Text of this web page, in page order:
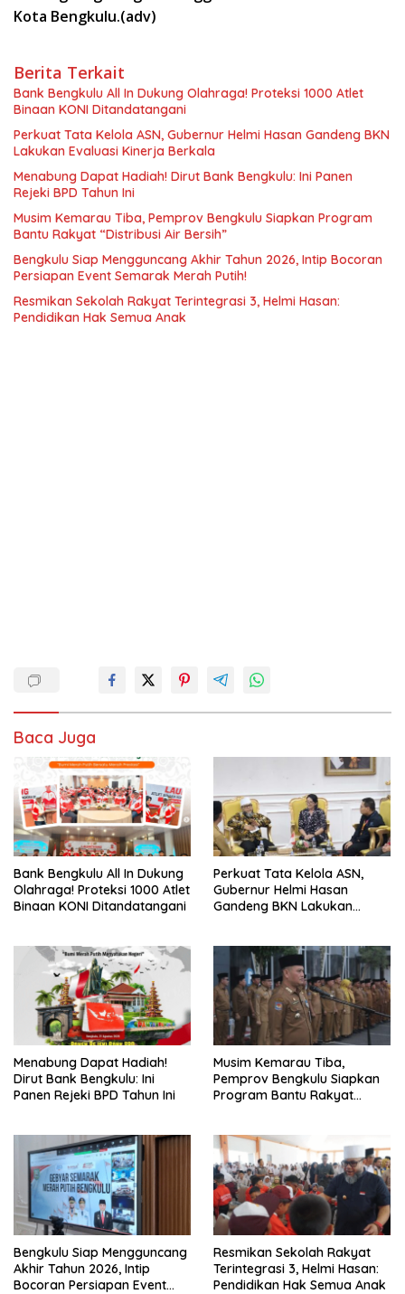
Kota Bengkulu.(adv)
Berita Terkait
Bank Bengkulu All In Dukung Olahraga! Proteksi 1000 Atlet
Binaan KONI Ditandatangani
Perkuat Tata Kelola ASN, Gubernur Helmi Hasan Gandeng BKN
Lakukan Evaluasi Kinerja Berkala
Menabung Dapat Hadiah! Dirut Bank Bengkulu: Ini Panen
Rejeki BPD Tahun Ini
Musim Kemarau Tiba, Pemprov Bengkulu Siapkan Program
Bantu Rakyat “Distribusi Air Bersih”
Bengkulu Siap Mengguncang Akhir Tahun 2026, Intip Bocoran
Persiapan Event Semarak Merah Putih!
Resmikan Sekolah Rakyat Terintegrasi 3, Helmi Hasan:
Pendidikan Hak Semua Anak
Baca Juga
Bank Bengkulu All In Dukung
Olahraga! Proteksi 1000 Atlet
Binaan KONI Ditandatangani
Perkuat Tata Kelola ASN,
Gubernur Helmi Hasan
Gandeng BKN Lakukan
Menabung Dapat Hadiah!
Dirut Bank Bengkulu: Ini
Panen Rejeki BPD Tahun Ini
Musim Kemarau Tiba,
Pemprov Bengkulu Siapkan
Program Bantu Rakyat
Bengkulu Siap Mengguncang
Akhir Tahun 2026, Intip
Bocoran Persiapan Event
Resmikan Sekolah Rakyat
Terintegrasi 3, Helmi Hasan:
Pendidikan Hak Semua Anak